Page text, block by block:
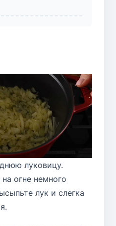
луковицу.
огне немного
лук и слегка